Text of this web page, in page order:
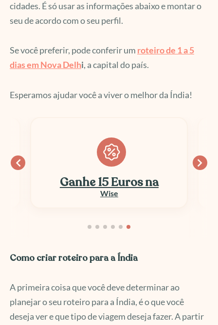
cidades. É só usar as informações abaixo e montar o
seu de acordo com o seu perfil.
Se você preferir, pode conferir um roteiro de 1 a 5
dias em Nova Delhi, a capital do país.
Esperamos ajudar você a viver o melhor da Índia!
Ganhe 15 Euros na
Wise
Como criar roteiro para a Índia
A primeira coisa que você deve determinar ao
planejar o seu roteiro para a Índia, é o que você
deseja ver e que tipo de viagem deseja fazer. A partir